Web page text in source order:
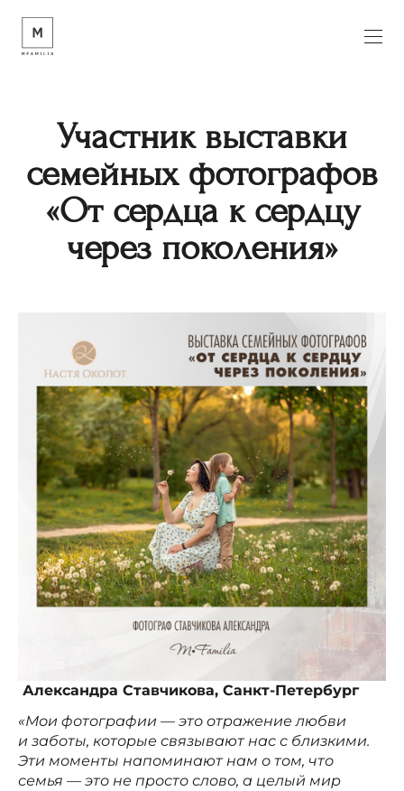
Участник выставки
семейных фотографов
«От сердца к сердцу
через поколения»
Александра Ставчикова, Санкт-Петербург
«Мои фотографии — это отражение любви
и заботы, которые связывают нас с близкими.
Эти моменты напоминают нам о том, что
семья — это не просто слово, а целый мир